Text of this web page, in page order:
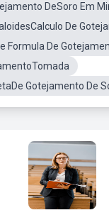
DeSoro Em
De
Formula De
Gotejamento De